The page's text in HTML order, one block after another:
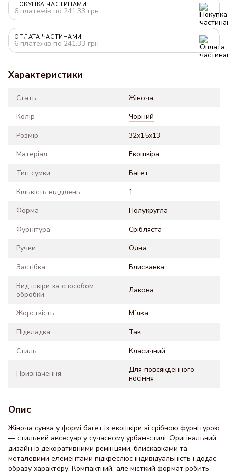
ПОКУПКА ЧАСТИНАМИ
6 платежів по 241.33 грн
ОПЛАТА ЧАСТИНАМИ
6 платежів по 241.33 грн
Характеристики
Стать
Жіноча
Колір
Чорний
Розмір
32x15x13
Матеріал
Екошкіра
Тип сумки
Багет
Кількість відділень
1
Форма
Полукругла
Фурнітура
Срібляста
Ручки
Одна
Застібка
Блискавка
Вид шкіри за способом
обробки
Лакова
Жорсткість
Мʼяка
Підкладка
Так
Стиль
Класичний
Призначення
Для повсякденного
носіння
Опис
Жіноча сумка у формі багет із екошкіри зі срібною фурнітурою
— стильний аксесуар у сучасному урбан-стилі. Оригінальний
дизайн із декоративними ремінцями, блискавками та
металевими елементами підкреслює індивідуальність і додає
образу характеру. Компактний, але місткий формат робить